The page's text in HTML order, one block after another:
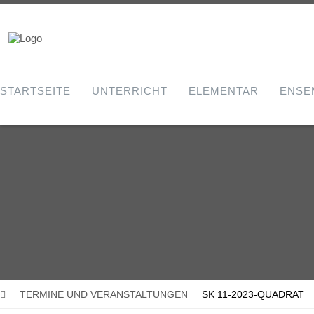
STARTSEITE UNTERRICHT ELEMENTAR
TERMINE UND VERANSTALTUNGEN SK 11-2023-QUADRAT